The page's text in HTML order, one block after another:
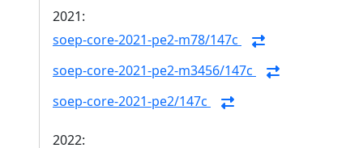
2021:
soep-core-2021-pe2-m78/147c
soep-core-2021-pe2-m3456/147c
soep-core-2021-pe2/147c
2022: